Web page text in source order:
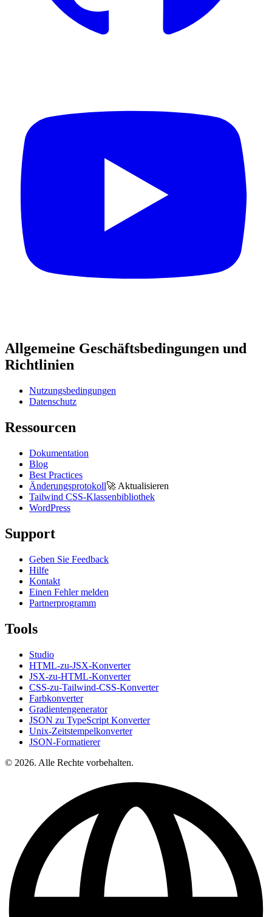
Allgemeine Geschäftsbedingungen und
Richtlinien
Nutzungsbedingungen
Datenschutz
Ressourcen
Dokumentation
Blog
Best Practices
Änderungsprotokoll🚀 Aktualisieren
Tailwind CSS-Klassenbibliothek
WordPress
Support
Geben Sie Feedback
Hilfe
Kontakt
Einen Fehler melden
Partnerprogramm
Tools
Studio
HTML-zu-JSX-Konverter
JSX-zu-HTML-Konverter
CSS-zu-Tailwind-CSS-Konverter
Farbkonverter
Gradientengenerator
JSON zu TypeScript Konverter
Unix-Zeitstempelkonverter
JSON-Formatierer
© 2026. Alle Rechte vorbehalten.